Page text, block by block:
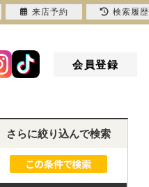
会員登録
さらに絞り込んで検索
来店予約 検索履歴